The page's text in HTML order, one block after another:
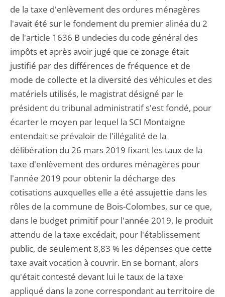
de la taxe d'enlèvement des ordures ménagères
l'avait été sur le fondement du premier alinéa du 2
de l'article 1636 B undecies du code général des
impôts et après avoir jugé que ce zonage était
justifié par des différences de fréquence et de
mode de collecte et la diversité des véhicules et des
matériels utilisés, le magistrat désigné par le
président du tribunal administratif s'est fondé, pour
écarter le moyen par lequel la SCI Montaigne
entendait se prévaloir de l'illégalité de la
délibération du 26 mars 2019 fixant les taux de la
taxe d'enlèvement des ordures ménagères pour
l'année 2019 pour obtenir la décharge des
cotisations auxquelles elle a été assujettie dans les
rôles de la commune de Bois-Colombes, sur ce que,
dans le budget primitif pour l'année 2019, le produit
attendu de la taxe excédait, pour l'établissement
public, de seulement 8,83 % les dépenses que cette
taxe avait vocation à couvrir. En se bornant, alors
qu'était contesté devant lui le taux de la taxe
appliqué dans la zone correspondant au territoire de